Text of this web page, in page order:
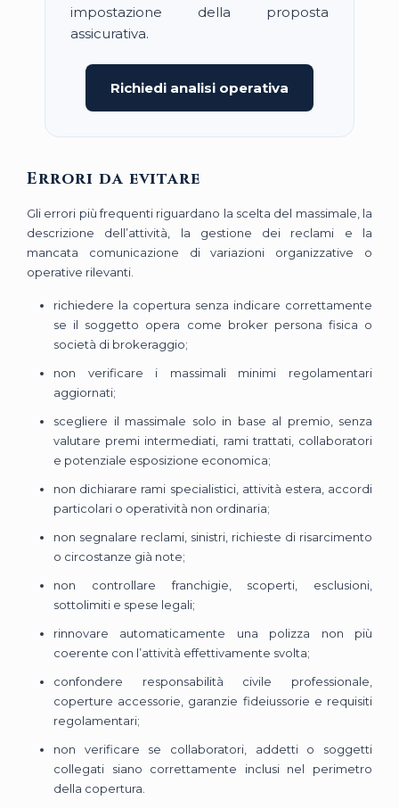
impostazione della proposta
assicurativa.
Richiedi analisi operativa
Errori da evitare
Gli errori più frequenti riguardano la scelta del massimale, la
descrizione dell’attività, la gestione dei reclami e la
mancata comunicazione di variazioni organizzative o
operative rilevanti.
richiedere la copertura senza indicare correttamente
se il soggetto opera come broker persona fisica o
società di brokeraggio;
non verificare i massimali minimi regolamentari
aggiornati;
scegliere il massimale solo in base al premio, senza
valutare premi intermediati, rami trattati, collaboratori
e potenziale esposizione economica;
non dichiarare rami specialistici, attività estera, accordi
particolari o operatività non ordinaria;
non segnalare reclami, sinistri, richieste di risarcimento
o circostanze già note;
non controllare franchigie, scoperti, esclusioni,
sottolimiti e spese legali;
rinnovare automaticamente una polizza non più
coerente con l’attività effettivamente svolta;
confondere responsabilità civile professionale,
coperture accessorie, garanzie fideiussorie e requisiti
regolamentari;
non verificare se collaboratori, addetti o soggetti
collegati siano correttamente inclusi nel perimetro
della copertura.